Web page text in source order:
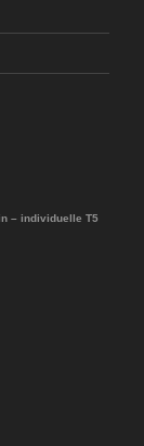
– individuelle T5